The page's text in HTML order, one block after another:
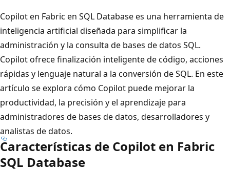
Copilot en Fabric en SQL Database es una herramienta de
inteligencia artificial diseñada para simplificar la
administración y la consulta de bases de datos SQL.
Copilot ofrece finalización inteligente de código, acciones
rápidas y lenguaje natural a la conversión de SQL. En este
artículo se explora cómo Copilot puede mejorar la
productividad, la precisión y el aprendizaje para
administradores de bases de datos, desarrolladores y
analistas de datos.
Características de Copilot en Fabric
SQL Database